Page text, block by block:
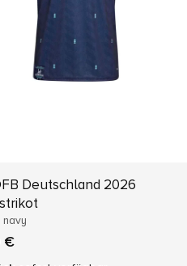
Deutschland 2026
€